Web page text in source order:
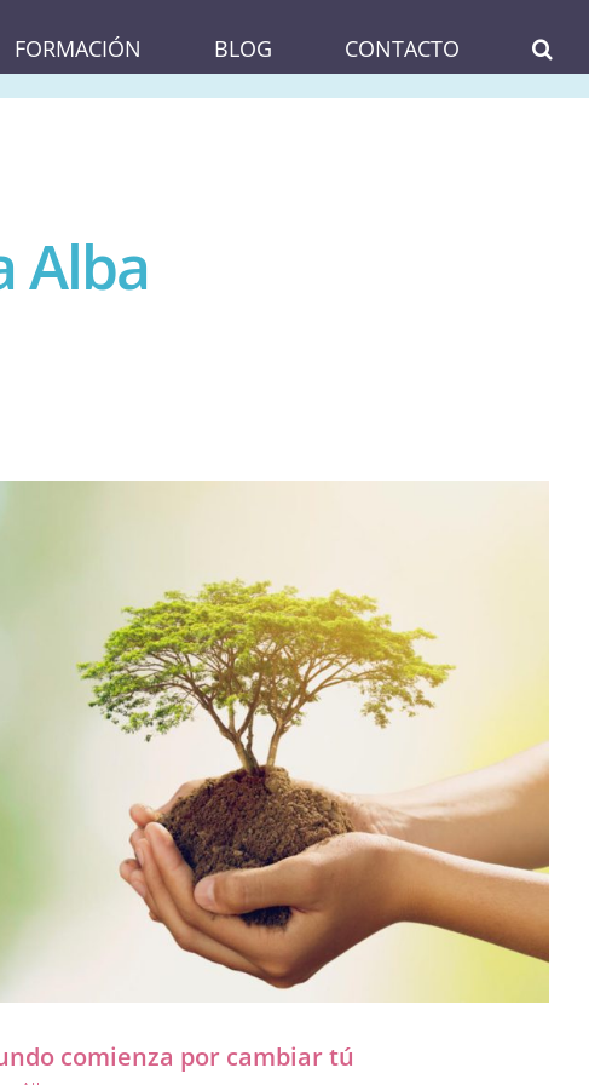
FORMACIÓN BLOG CONTACTO
Alba
comienza por cambiar tú